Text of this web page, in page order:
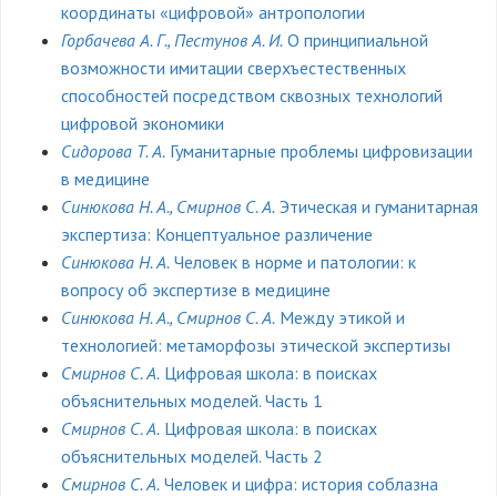
координаты «цифровой» антропологии
Горбачева А. Г., Пестунов А. И. О принципиальной
возможности имитации cверхъестественных
способностей посредством сквозных технологий
цифровой экономики
Сидорова Т. А. Гуманитарные проблемы цифровизации
в медицине
Синюкова Н. А., Смирнов С. А. Этическая и гуманитарная
экспертиза: Концептуальное различение
Синюкова Н. А. Человек в норме и патологии: к
вопросу об экспертизе в медицине
Синюкова Н. А., Смирнов С. А. Между этикой и
технологией: метаморфозы этической экспертизы
Смирнов С. А. Цифровая школа: в поисках
объяснительных моделей. Часть 1
Смирнов С. А. Цифровая школа: в поисках
объяснительных моделей. Часть 2
Смирнов С. А. Человек и цифра: история соблазна